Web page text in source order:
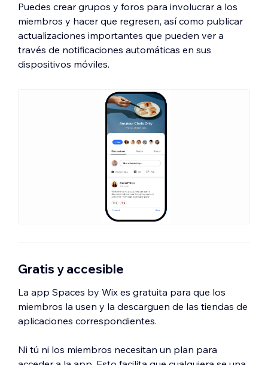
Puedes crear grupos y foros para involucrar a los
miembros y hacer que regresen, así como publicar
actualizaciones importantes que pueden ver a
través de notificaciones automáticas en sus
dispositivos móviles.
Gratis y accesible
La app Spaces by Wix es gratuita para que los
miembros la usen y la descarguen de las tiendas de
aplicaciones correspondientes.
Ni tú ni los miembros necesitan un plan para